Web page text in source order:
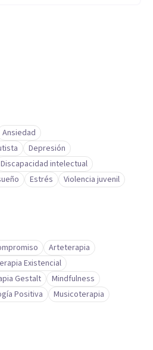
Ansiedad
Depresión
Discapacidad intelectual
Estrés Violencia juvenil
Arteterapia
Existencial
Gestalt
Mindfulness
Positiva Musicoterapia